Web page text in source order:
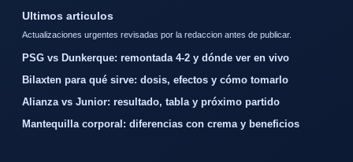
Ultimos articulos
Actualizaciones urgentes revisadas por la redaccion antes de publicar.
PSG vs Dunkerque: remontada 4-2 y dónde ver en vivo
Bilaxten para qué sirve: dosis, efectos y cómo tomarlo
Alianza vs Junior: resultado, tabla y próximo partido
Mantequilla corporal: diferencias con crema y beneficios